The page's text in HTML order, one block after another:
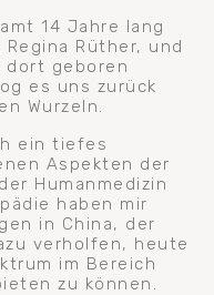
14 Jahre lang
Rüther, und
dort geboren
es uns zurück
Wurzeln.
ein tiefes
Aspekten der
Humanmedizin
haben mir
in China, der
verholfen, heute
im Bereich
zu können.